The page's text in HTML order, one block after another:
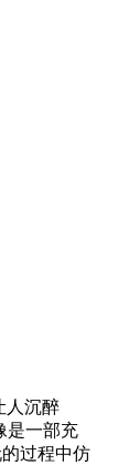
人沉醉
是一部充
过程中仿